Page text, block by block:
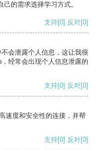
的需求选择学习方式。
支持[0] 反对[0]
会泄露个人信息，这让我很
经常会出现个人信息泄露的
支持[0] 反对[0]
速度和安全性的连接，并帮
支持[0] 反对[0]